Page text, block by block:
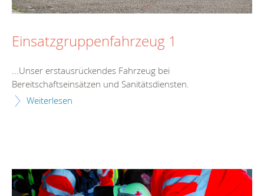
Einsatzgruppenfahrzeug 1
...Unser erstausrückendes Fahrzeug bei
Bereitschaftseinsätzen und Sanitätsdiensten.
Weiterlesen